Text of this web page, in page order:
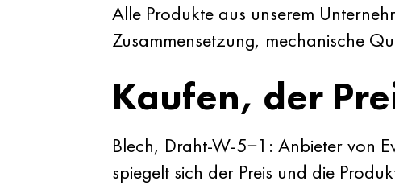
Alle Produkte aus unserem
Zusammensetzung, mechanische
Kaufen, der
Blech, Draht-W-5−1: Anbieter von
spiegelt sich der Preis und die